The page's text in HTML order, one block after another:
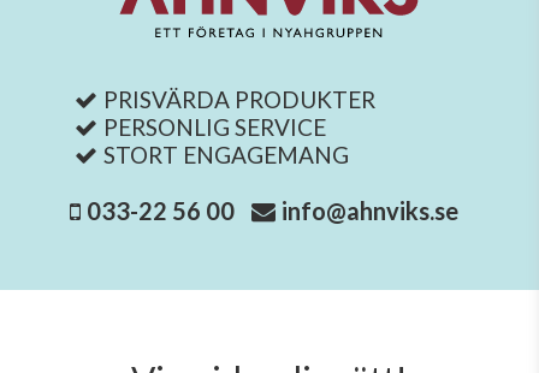
PRISVÄRDA PRODUKTER
PERSONLIG SERVICE
STORT ENGAGEMANG
033-22 56 00 info@ahnviks.se